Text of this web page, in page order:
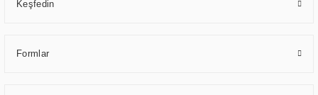
Keşfedin
Formlar